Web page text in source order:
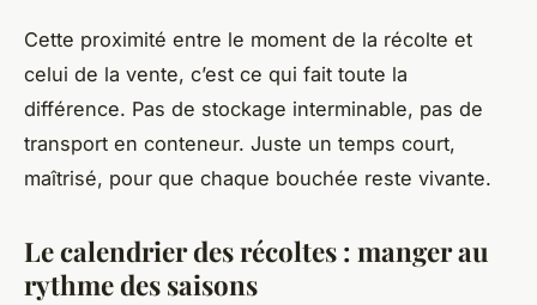
Cette proximité entre le moment de la récolte et
celui de la vente, c’est ce qui fait toute la
différence. Pas de stockage interminable, pas de
transport en conteneur. Juste un temps court,
maîtrisé, pour que chaque bouchée reste vivante.
Le calendrier des récoltes : manger au
rythme des saisons